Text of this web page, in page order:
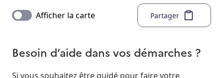
Afficher la carte Partager
Besoin d’aide dans vos démarches ?
Si vous souhaitez être guidé pour faire votre